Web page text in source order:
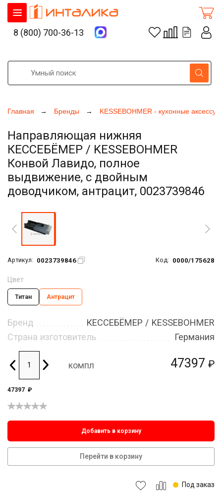
Главная Бренды KESSEBOHMER - кухонные
Направляющая нижняя
КЕССЕБЁМЕР / KESSEBOHMER
Конвой Лавидо, полное
выдвижение, с двойным
доводчиком, антрацит, 0023739846
Артикул: 0023739846 Код: 0000/175628
47397 ₽
Цвет
Титан Антрацит
Бренд
КЕССЕБЁМЕР / KESSEBOHMER
Страна изготовитель
Германия
компл
47397 ₽
Добавить в корзину
Перейти в корзину
Под заказ
8 (800) 700-36-13